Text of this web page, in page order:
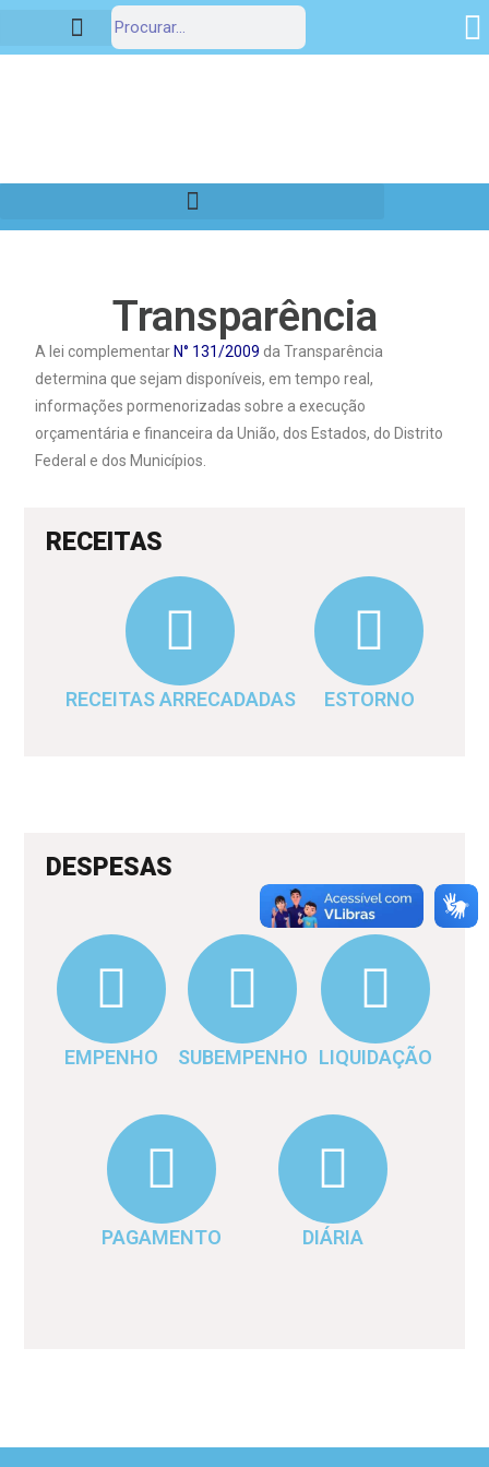
Transparência
A lei complementar N° 131/2009 da Transparência
determina que sejam disponíveis, em tempo real,
informações pormenorizadas sobre a execução
orçamentária e financeira da União, dos Estados, do Distrito
Federal e dos Municípios.
RECEITAS
RECEITAS ARRECADADAS ESTORNO
DESPESAS
EMPENHO SUBEMPENHO LIQUIDAÇÃO
PAGAMENTO DIÁRIA